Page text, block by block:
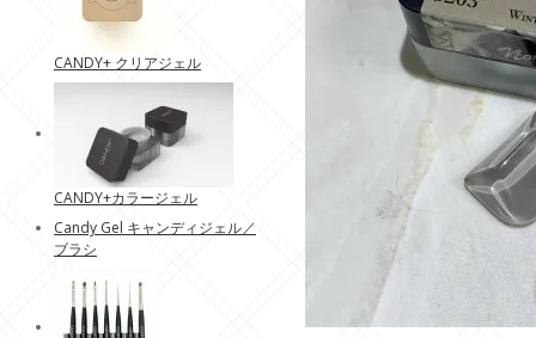
CANDY+ クリアジェル
CANDY+カラージェル
Candy Gel キャンディジェル／
ブラシ